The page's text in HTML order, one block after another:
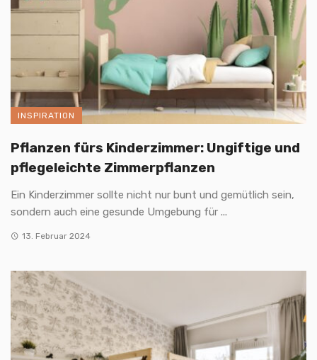
INSPIRATION
Pflanzen fürs Kinderzimmer: Ungiftige und
pflegeleichte Zimmerpflanzen
Ein Kinderzimmer sollte nicht nur bunt und gemütlich sein,
sondern auch eine gesunde Umgebung für ...
13. Februar 2024